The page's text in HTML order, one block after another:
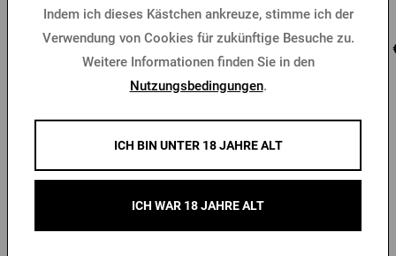
Vorrätig > 10 Stk.
Kaufen
Vorrätig > 10 Stk.
17
Andere Produkte von Radegast
Indem ich dieses Kästchen ankreuze, stimme ich der
Verwendung von Cookies für zukünftige Besuche zu.
Weitere Informationen finden Sie in den
Nutzungsbedingungen.
ICH BIN UNTER 18 JAHRE ALT
ICH WAR 18 JAHRE ALT